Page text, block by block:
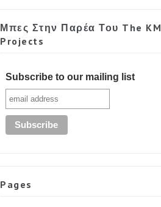
Μπες Στην Παρέα Του The KM
Projects
Subscribe to our mailing list
Pages